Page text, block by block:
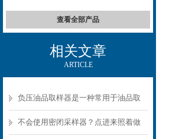
查看全部产品
相关文章
ARTICLE
负压油品取样器是一种常用于油品取
样的设备
不会使用密闭采样器？点进来照着做